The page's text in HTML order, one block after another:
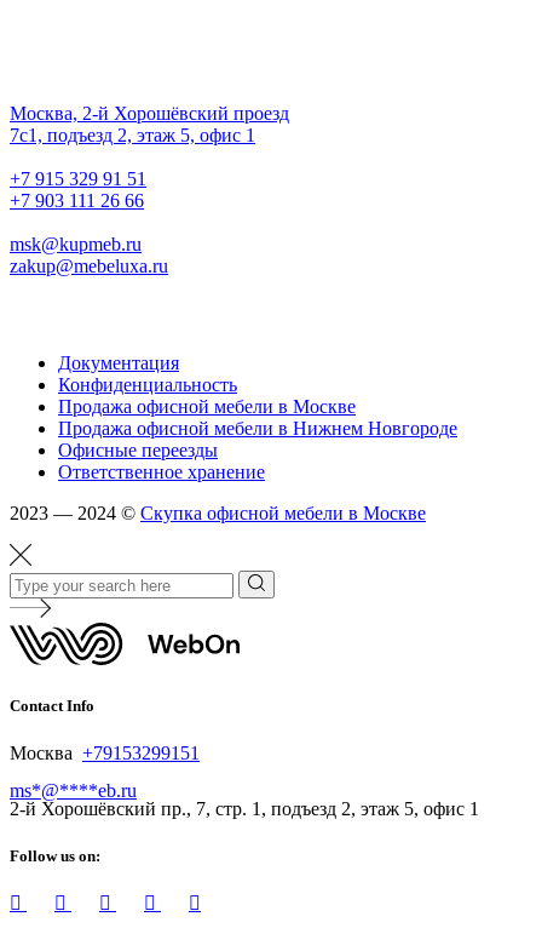
Москва, 2-й Хорошёвский проезд
7с1, подъезд 2, этаж 5, офис 1
+7 915 329 91 51
+7 903 111 26 66
msk@kupmeb.ru
zakup@mebeluxa.ru
Документация
Конфиденциальность
Продажа офисной мебели в Москве
Продажа офисной мебели в Нижнем Новгороде
Офисные переезды
Ответственное хранение
2023 — 2024 © Скупка офисной мебели в Москве
Contact Info
Москва +79153299151
ms*@****eb.ru
2-й Хорошёвский пр., 7, стр. 1, подъезд 2, этаж 5, офис 1
Follow us on: